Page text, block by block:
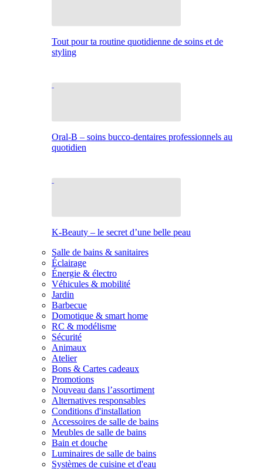
Tout pour ta routine quotidienne de soins et de
styling
Oral-B – soins bucco-dentaires professionnels au
quotidien
K-Beauty – le secret d’une belle peau
Salle de bains & sanitaires
Éclairage
Énergie & électro
Véhicules & mobilité
Jardin
Barbecue
Domotique & smart home
RC & modélisme
Sécurité
Animaux
Atelier
Bons & Cartes cadeaux
Promotions
Nouveau dans l’assortiment
Alternatives responsables
Conditions d'installation
Accessoires de salle de bains
Meubles de salle de bains
Bain et douche
Luminaires de salle de bains
Systèmes de cuisine et d'eau